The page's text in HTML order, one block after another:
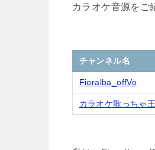
カラオケ音源をご
チャンネル名
Fioralba_offVo
カラオケ歌っちゃ王